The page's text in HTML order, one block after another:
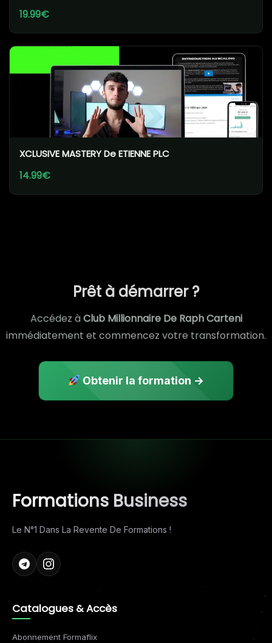
19.99€
XCLUSIVE MASTERY De ETIENNE PLC
14.99€
Prêt à démarrer ?
Accédez àClub Millionnaire De Raph Carteni
immédiatement et commencez votre transformation.
Obtenir la formation →
Formations Business
Le N°1 Dans La Revente De Formations !
Catalogues & Accès
Abonnement Formaflix